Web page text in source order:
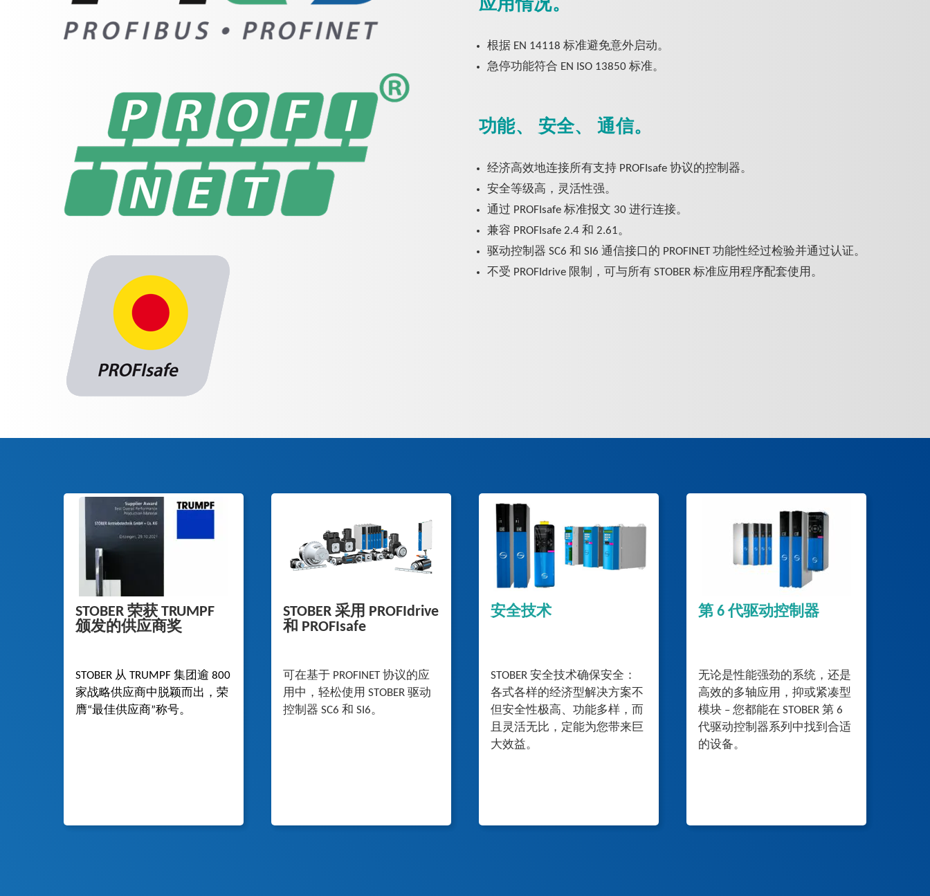
应用情况。
根据 EN 14118 标准避免意外启动。
急停功能符合 EN ISO 13850 标准。
功能、 安全、 通信。
经济高效地连接所有支持 PROFIsafe 协议的控制器。
安全等级高，灵活性强。
通过 PROFIsafe 标准报文 30 进行连接。
兼容 PROFIsafe 2.4 和 2.61。
驱动控制器 SC6 和 SI6 通信接口的 PROFINET 功能性经过检验并通过认证。
不受 PROFIdrive 限制，可与所有 STOBER 标准应用程序配套使用。
STOBER 荣获 TRUMPF
颁发的供应商奖
STOBER 从 TRUMPF 集团逾 800
家战略供应商中脱颖而出，荣
膺“最佳供应商”称号。
STOBER 采用 PROFIdrive
和 PROFIsafe
可在基于 PROFINET 协议的应
用中，轻松使用 STOBER 驱动
控制器 SC6 和 SI6。
安全技术
STOBER 安全技术确保安全：
各式各样的经济型解决方案不
但安全性极高、功能多样，而
且灵活无比，定能为您带来巨
大效益。
第 6 代驱动控制器
无论是性能强劲的系统，还是
高效的多轴应用，抑或紧凑型
模块 – 您都能在 STOBER 第 6
代驱动控制器系列中找到合适
的设备。